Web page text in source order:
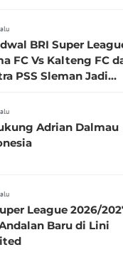
BRI Super
FC Vs Kalteng FC
PSS Sleman Jadi
Adrian Dalmau
League 2026/
Baru di Lini